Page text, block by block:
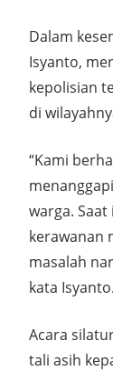
Dalam
Isyanto,
kepolisian
di
“Kami
warga.
kerawanan
masalah
kata Isyanto.
Acara
tali asih